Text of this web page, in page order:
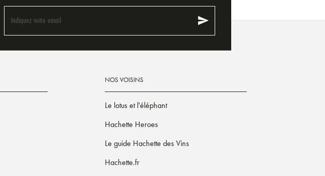
Indiquez votre email send
NOS VOISINS
Le lotus et l'éléphant
Hachette Heroes
Le guide Hachette des Vins
Hachette.fr